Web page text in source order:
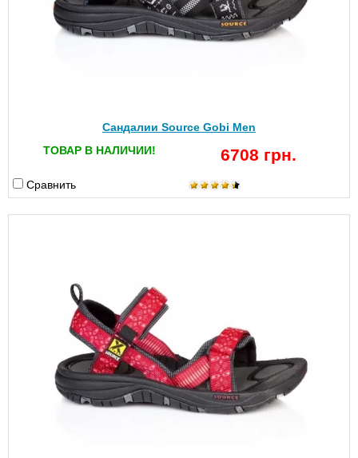
Сандалии Source Gobi Men
ТОВАР В НАЛИЧИИ!
6708 грн.
Сравнить